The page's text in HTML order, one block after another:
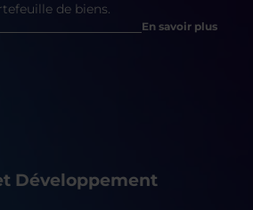
de biens.
En savoir plus
Développement